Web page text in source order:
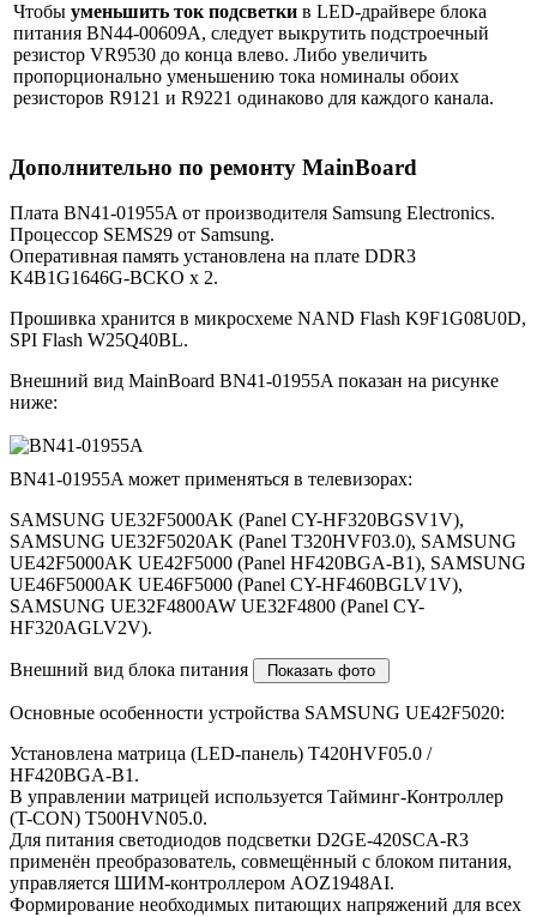
Чтобы уменьшить ток подсветки в LED-драйвере блока
питания BN44-00609A, следует выкрутить подстроечный
резистор VR9530 до конца влево. Либо увеличить
пропорционально уменьшению тока номиналы обоих
резисторов R9121 и R9221 одинаково для каждого канала.
Дополнительно по ремонту MainBoard
Плата BN41-01955A от производителя Samsung Electronics.
Процессор SEMS29 от Samsung.
Оперативная память установлена на плате DDR3
K4B1G1646G-BCKO x 2.
Прошивка хранится в микросхеме NAND Flash K9F1G08U0D,
SPI Flash W25Q40BL.
Внешний вид MainBoard BN41-01955A показан на рисунке
ниже:
BN41-01955A может применяться в телевизорах:
SAMSUNG UE32F5000AK (Panel CY-HF320BGSV1V),
SAMSUNG UE32F5020AK (Panel T320HVF03.0), SAMSUNG
UE42F5000AK UE42F5000 (Panel HF420BGA-B1), SAMSUNG
UE46F5000AK UE46F5000 (Panel CY-HF460BGLV1V),
SAMSUNG UE32F4800AW UE32F4800 (Panel CY-
HF320AGLV2V).
Внешний вид блока питания
Основные особенности устройства SAMSUNG UE42F5020:
Установлена матрица (LED-панель) T420HVF05.0 /
HF420BGA-B1.
В управлении матрицей используется Тайминг-Контроллер
(T-CON) T500HVN05.0.
Для питания светодиодов подсветки D2GE-420SCA-R3
применён преобразователь, совмещённый с блоком питания,
управляется ШИМ-контроллером AOZ1948AI.
Формирование необходимых питающих напряжений для всех